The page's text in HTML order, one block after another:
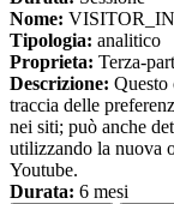
Nome:
Tipologia: analitico
Proprieta: Terza-
Descrizione: Questo
traccia delle
nei siti; può anche
utilizzando la nuova
Youtube.
Durata: 6 mesi